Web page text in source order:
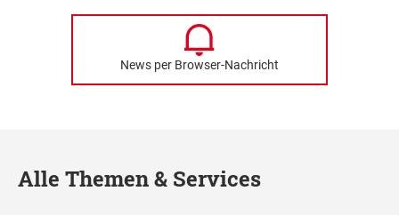
News per Browser-Nachricht
Alle Themen & Services